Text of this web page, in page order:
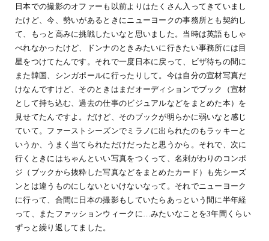
日本での撮影のオファーも以前よりはたくさん入ってきていまし
たけど、今、勢いがあるときにニューヨークの事務所とも契約し
て、もっと高みに挑戦したいなと思いました。当時は英語もしゃ
べれなかったけど、ドンナのときみたいに行きたい事務所には目
星をつけてたんです。それで一度日本に戻って、ビザ待ちの間に
また韓国、シンガポールに行ったりして。今は自分の宣材写真だ
けなんですけど、そのときはまだオーディションでブック（宣材
として持ち込む、過去の仕事のビジュアルなどをまとめた本）を
見せてたんですよ。だけど、そのブックが明らかに弱いなと感じ
ていて。ファーストシーズンでミラノに出られたのもラッキーと
いうか、うまく当てられただけだったと思うから。それで、次に
行くときにはちゃんといい写真をつくって、名刺がわりのコンポ
ジ（ブックから抜粋した写真などをまとめたカード）も先シーズ
ンとは違うものにしないといけないなって。それでニューヨーク
に行って、合間に日本の撮影もしていたらあっという間に半年経
って、またファッションウィークに…みたいなことを3年間くらい
ずっと繰り返してました。